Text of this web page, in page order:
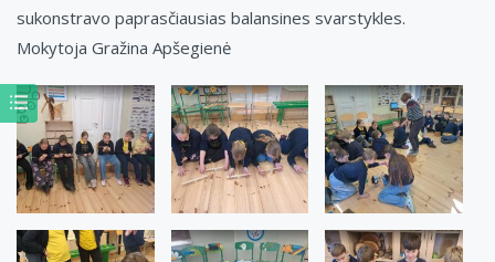
sukonstravo paprasčiausias balansines svarstykles.
Mokytoja Gražina Apšegienė